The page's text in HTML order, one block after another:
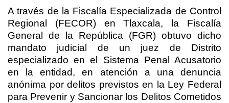
A través de la Fiscalía Especializada de Control
Regional (FECOR) en Tlaxcala, la Fiscalía
General de la República (FGR) obtuvo dicho
mandato judicial de un juez de Distrito
especializado en el Sistema Penal Acusatorio
en la entidad, en atención a una denuncia
anónima por delitos previstos en la Ley Federal
para Prevenir y Sancionar los Delitos Cometidos